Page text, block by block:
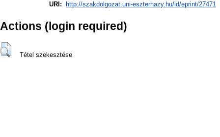
URI:
http://szakdolgozat.uni-eszterhazy.hu/id/eprint/27471
Actions (login required)
Tétel szekesztése